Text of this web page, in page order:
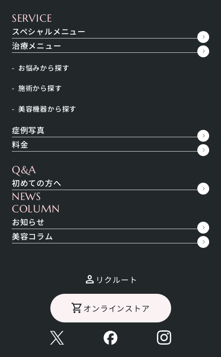
SERVICE
スペシャルメニュー
治療メニュー
お悩みから探す
施術から探す
美容機器から探す
症例写真
料金
Q&A
初めての方へ
NEWS
COLUMN
お知らせ
美容コラム
リクルート
オンラインストア
日差しを浴びると痛いと感じるほどの強い紫外線。紫
外線は日焼けやシミだけでなく、体を酸化させて健康
な細胞を傷つけてしまいます。
る抗酸化作用と対策についてお伝えします。
INDEX
なぜ紫外線の影響が問題なのか
悪さをする原因は活性酸素
まとめ
環境省の「紫外線環境保健マニュアル」
1998年に母子手帳から日光浴を勧める内容が削除さ
れ、現在は「外気浴」という表示に変更されました。
環境省の「紫外線環境保健マニュアル」でも、紫外線